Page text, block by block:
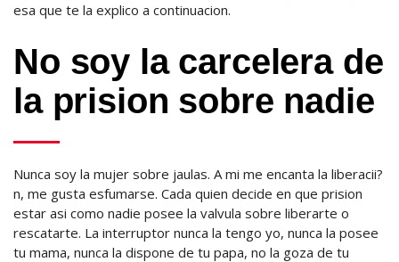
esa que te la explico a continuacion.
No soy la carcelera de
la prision sobre nadie
Nunca soy la mujer sobre jaulas. A mi me encanta la liberacii?
n, me gusta esfumarse. Cada quien decide en que prision
estar asi­ como nadie posee la valvula sobre liberarte o
rescatarte. La interruptor nunca la tengo yo, nunca la posee
tu mama, nunca la dispone de tu papa, no la goza de tu